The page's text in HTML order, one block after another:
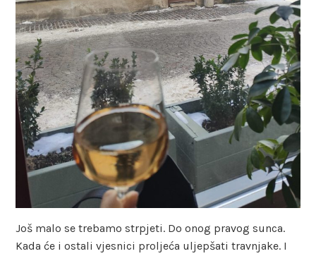
Još malo se trebamo strpjeti. Do onog pravog sunca.
Kada će i ostali vjesnici proljeća uljepšati travnjake. I